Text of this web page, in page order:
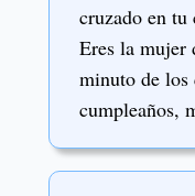
cruzado en
Eres la mujer
minuto de
cumpleaños,